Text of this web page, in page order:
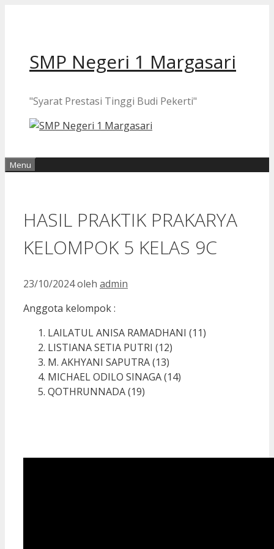
SMP Negeri 1 Margasari
"Syarat Prestasi Tinggi Budi Pekerti"
Menu
HASIL PRAKTIK PRAKARYA
KELOMPOK 5 KELAS 9C
23/10/2024oleh admin
Anggota kelompok :
LAILATUL ANISA RAMADHANI (11)
LISTIANA SETIA PUTRI (12)
M. AKHYANI SAPUTRA (13)
MICHAEL ODILO SINAGA (14)
QOTHRUNNADA (19)